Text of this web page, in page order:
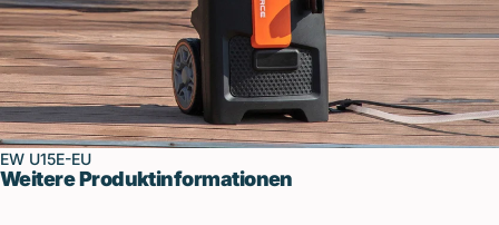
EW U15E-EU
Weitere Produktinformationen